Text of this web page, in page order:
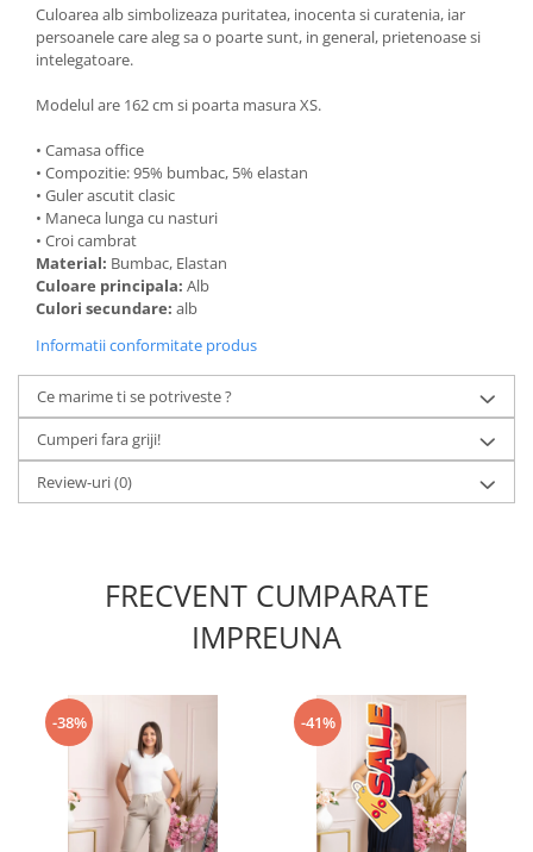
Culoarea alb simbolizeaza puritatea, inocenta si curatenia, iar
persoanele care aleg sa o poarte sunt, in general, prietenoase si
intelegatoare.
Modelul are 162 cm si poarta masura XS.
• Camasa office
• Compozitie: 95% bumbac, 5% elastan
• Guler ascutit clasic
• Maneca lunga cu nasturi
• Croi cambrat
Material: Bumbac, Elastan
Culoare principala: Alb
Culori secundare: alb
Informatii conformitate produs
Ce marime ti se potriveste ?
Cumperi fara griji!
Review-uri(0)
FRECVENT CUMPARATE
IMPREUNA
-38% -41%